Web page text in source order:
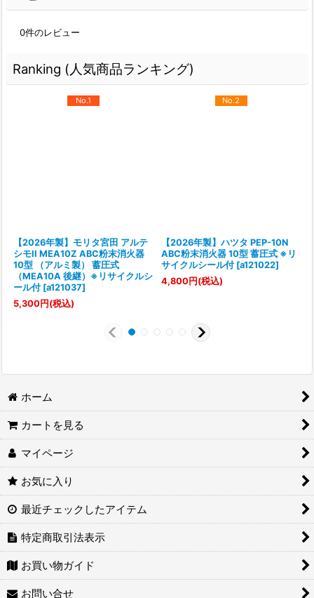
0件のレビュー
Ranking (人気商品ランキング)
No.1
【2026年製】モリタ宮田 アルテ
シモII MEA10Z ABC粉末消火器
10型 （アルミ製） 蓄圧式
（MEA10A 後継）※リサイクルシ
ール付 [a121037]
5,300円 (税込)
No.2
【2026年製】ハツタ PEP-10N
ABC粉末消火器 10型 蓄圧式 ※リ
サイクルシール付 [a121022]
4,800円 (税込)
ホーム
カートを見る
マイページ
お気に入り
最近チェックしたアイテム
特定商取引法表示
お買い物ガイド
お問い合せ